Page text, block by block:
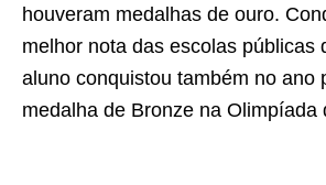
houveram medalhas de ouro.
melhor nota das escolas públicas
aluno conquistou também no ano
medalha de Bronze na Olimpíada